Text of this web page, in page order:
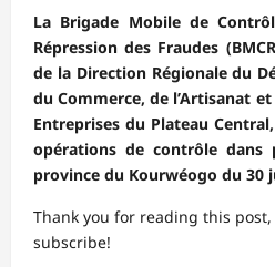
La Brigade Mobile de
Répression des Fraudes
de la Direction Régionale du
du Commerce, de l’Artisanat
Entreprises du Plateau
opérations de contrôle dans
province du Kourwéogo du 30
Thank you for reading this
subscribe!